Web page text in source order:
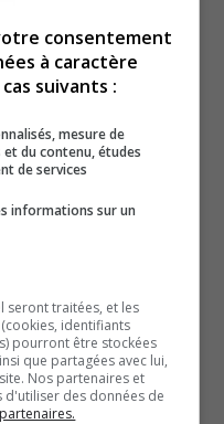
48 heures dans la
plus en vue
la région.
Vieux-Bon inauguré
nous donne un très
s’annonce tout
X
PROTÉGER NOTRE
consentement
à caractère
suivants :
mesure de
du contenu, études
de services
informations sur un
seront traitées, et les
identifiants
pourront être stockées
que partagées avec lui,
Nos partenaires et
d'utiliser des données de